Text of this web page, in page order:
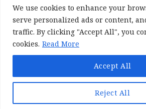
We use cookies to enhance your
serve personalized ads or content,
traffic. By clicking "Accept All", you
cookies. Read More
Reject All
Accept All
©All rights reserved 2022-2026 |
Designed and Developed by
Zásady zpracování dat
Zřeknutí